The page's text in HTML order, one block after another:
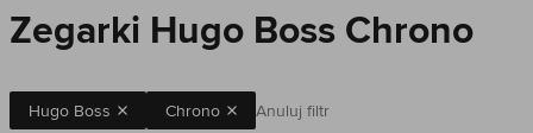
Zegarki Hugo Boss Chrono
Hugo Boss Chrono Anuluj filtr